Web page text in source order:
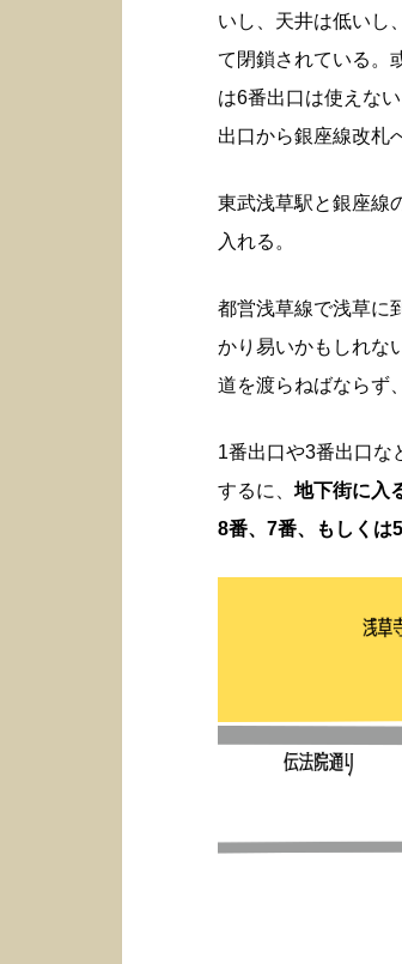
いし、天井は低いし
て閉鎖されている。
は6番出口は使えな
出口から銀座線改札
東武浅草駅と銀座線
入れる。
都営浅草線で浅草に
かり易いかもしれな
道を渡らねばならず、
1番出口や3番出口な
するに、 地下街に入
8番、7番、もしくは